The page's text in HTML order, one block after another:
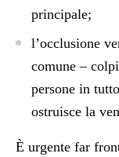
principale;
l’occlusione
comune –
persone in
ostruisce la
È urgente far